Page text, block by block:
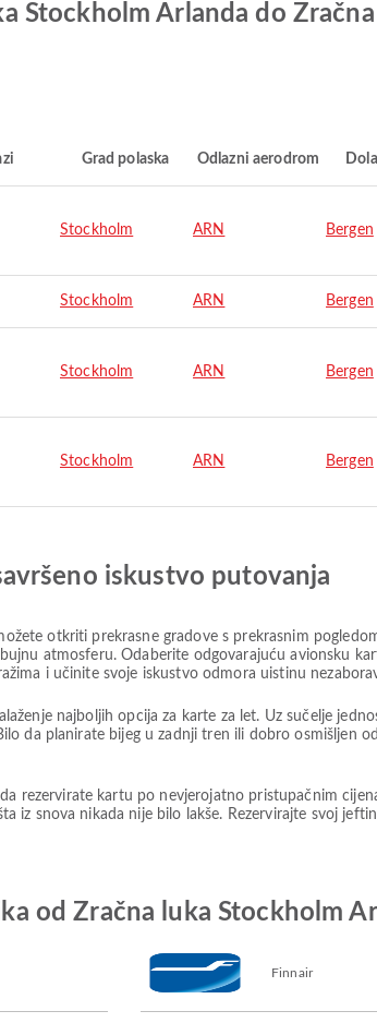
Stockholm Arlanda do
Grad polaska Odlazni aerodrom
Stockholm ARN Bergen
Stockholm ARN Bergen
Stockholm ARN Bergen
Stockholm ARN Bergen
iskustvo putovanja
otkriti prekrasne gradove s prekrasnim
atmosferu. Odaberite odgovarajuću avionsku
i učinite svoje iskustvo odmora uistinu
najboljih opcija za karte za let. Uz sučelje
da planirate bijeg u zadnji tren ili dobro osmišljen
rezervirate kartu po nevjerojatno pristupačnim
iz snova nikada nije bilo lakše. Rezervirajte svoj
od Zračna luka Stockholm
Finnair